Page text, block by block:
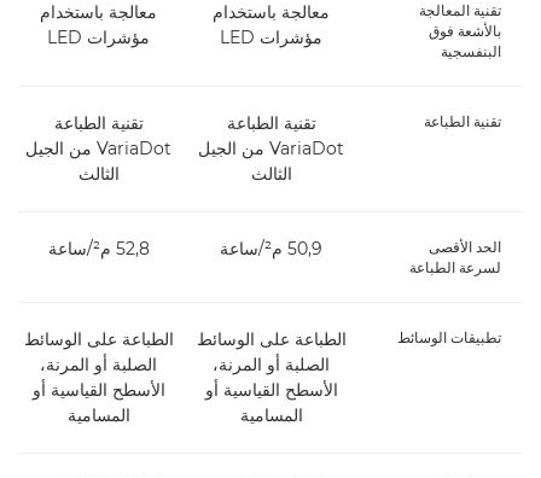
تقنية المعالجة
بالأشعة فوق
البنفسجية
معالجة باستخدام
مؤشرات LED
معالجة باستخدام
مؤشرات LED
تقنية الطباعة
تقنية الطباعة
VariaDot من الجيل
الثالث
تقنية الطباعة
VariaDot من الجيل
الثالث
الحد الأقصى
لسرعة الطباعة
50,9 م²/ساعة 52,8 م²/ساعة
تطبيقات الوسائط
الطباعة على الوسائط
الصلبة أو المرنة،
الأسطح القياسية أو
المسامية
الطباعة على الوسائط
الصلبة أو المرنة،
الأسطح القياسية أو
المسامية